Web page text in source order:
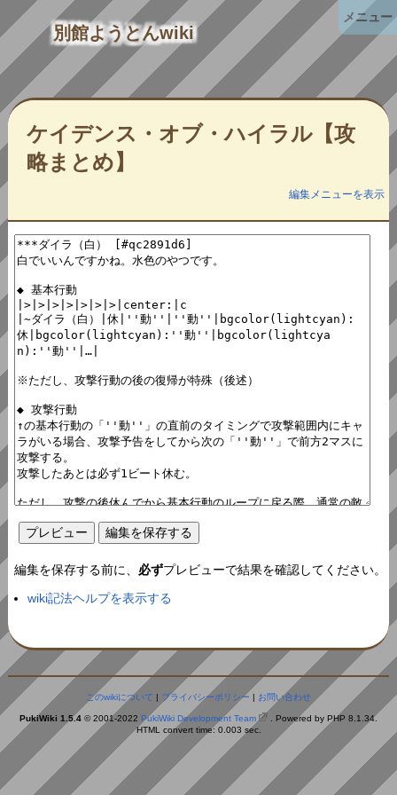
別館ようとんwiki
ケイデンス・オブ・ハイラル【攻
略まとめ】
編集メニューを表示
編集を保存する前に、 必ずプレビューで結果を確認してください。
wiki記法ヘルプを表示する
このwikiについて | プライバシーポリシー | お問い合わせ
PukiWiki 1.5.4 © 2001-2022 PukiWiki Development Team
. Powered by PHP 8.1.34.
HTML convert time: 0.003 sec.
メニュー